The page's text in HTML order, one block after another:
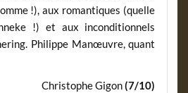
!), aux romantiques (quelle
!) et aux inconditionnels
Philippe Manœuvre, quant
Christophe Gigon(7/10)